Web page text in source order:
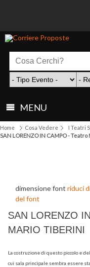
MENU
Home Cosa Vedere
I Teatri
SAN LORENZO IN CAMPO -
dimensione font riduci
del font
SAN LORENZO
MARIO TIBERINI
La costruzione di questo piccolo e
cui sala principale sembra essere